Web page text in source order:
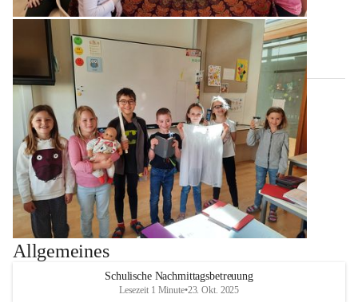
Allgemeines
Schulische Nachmittagsbetreuung
Lesezeit 1 Minute•23. Okt. 2025